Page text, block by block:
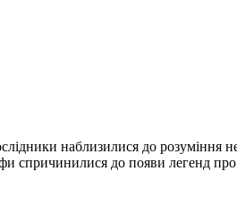
наблизилися до розуміння
спричинилися до появи легенд